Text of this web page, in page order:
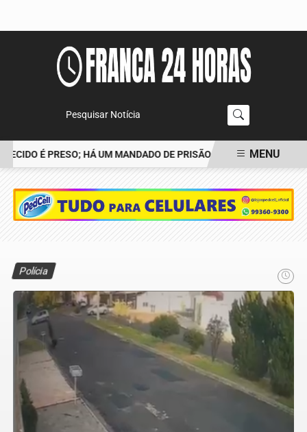
Pesquisar Notícia
É PRESO; HÁ UM MANDADO DE PRISÃO CONTRA TIAGO
MENU
Polícia